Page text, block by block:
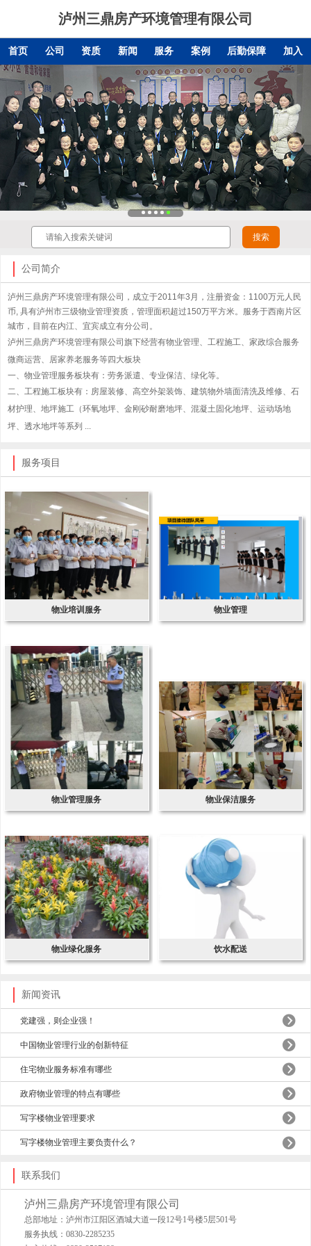
泸州三鼎房产环境管理有限公司
首页 公司 资质 新闻 服务 案例 后勤保障 加入
公司简介
泸州三鼎房产环境管理有限公司，成立于2011年3月，注册资金：1100万元人民
币, 具有泸州市三级物业管理资质，管理面积超过150万平方米。服务于西南片区
城市，目前在内江、宜宾成立有分公司。
泸州三鼎房产环境管理有限公司旗下经营有物业管理、工程施工、家政综合服务
微商运营、居家养老服务等四大板块
一、物业管理服务板块有：劳务派遣、专业保洁、绿化等。
二、工程施工板块有：房屋装修、高空外架装饰、建筑物外墙面清洗及维修、石
材护理、地坪施工（环氧地坪、金刚砂耐磨地坪、混凝土固化地坪、运动场地
坪、透水地坪等系列 ...
服务项目
物业培训服务 物业管理
物业管理服务 物业保洁服务
物业绿化服务 饮水配送
新闻资讯
党建强，则企业强！
中国物业管理行业的创新特征
住宅物业服务标准有哪些
政府物业管理的特点有哪些
写字楼物业管理要求
写字楼物业管理主要负责什么？
联系我们
泸州三鼎房产环境管理有限公司
总部地址：泸州市江阳区酒城大道一段12号1号楼5层501号
服务执线：0830-2285235